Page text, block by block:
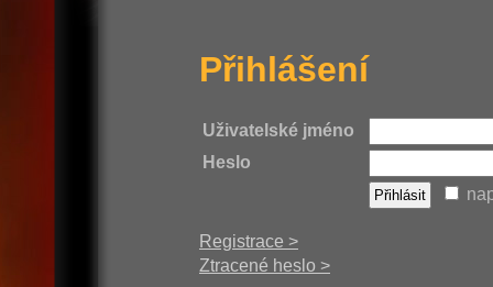
Přihlášení
Uživatelské jméno
Heslo
Registrace >
Ztracené heslo >